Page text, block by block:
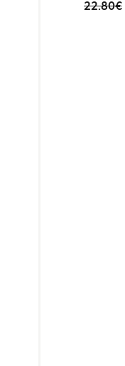
22.80€